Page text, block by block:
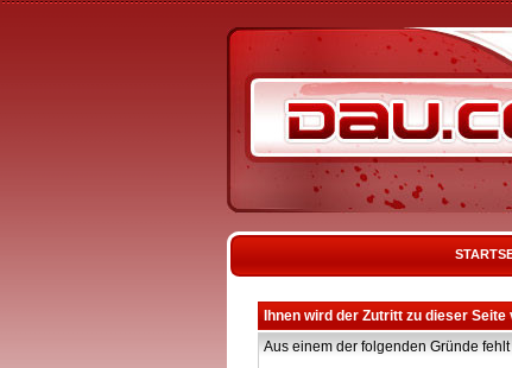
Ihnen wird der Zutritt zu dieser
Aus einem der folgenden Gründe